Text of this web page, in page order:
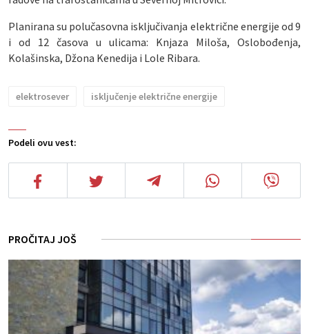
Podeli ovu vest:
Planirana su polučasovna isključivanja električne energije od 9
i od 12 časova u ulicama: Knjaza Miloša, Oslobođenja,
Kolašinska, Džona Kenedija i Lole Ribara.
elektrosever isključenje električne energije
PROČITAJ JOŠ